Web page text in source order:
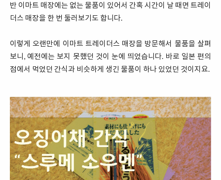
반 이마트 매장에는 없는 물품이 있어서 간혹 시간이 날 때면 트레이
더스 매장을 한 번 둘러보기도 합니다.
이렇게 오랜만에 이마트 트레이더스 매장을 방문해서 물품을 살펴
보니, 예전에는 보지 못했던 것이 눈에 띄었습니다. 바로 일본 편의
점에서 먹었던 간식과 비슷하게 생긴 물품이 하나 있었던 것이지요.